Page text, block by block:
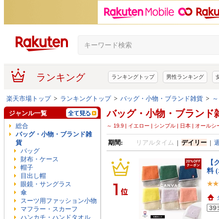
ランキング ランキングトップ 男性ランキング
楽天市場トップ> ランキングトップ> バッグ・小物・ブランド雑貨 >
バッグ・小物・ブランド
～ 19.9 | イエロー | シンプル | 日本 | オールシ
期間: リアルタイム | デイリー|
【
料
ジャンル一覧
総合
バッグ・小物・ブランド雑
貨
バッグ
財布・ケース
帽子
目出し帽
眼鏡・サングラス
傘
スーツ用ファッション小物
マフラー・スカーフ
ハンカチ・ハンドタオル